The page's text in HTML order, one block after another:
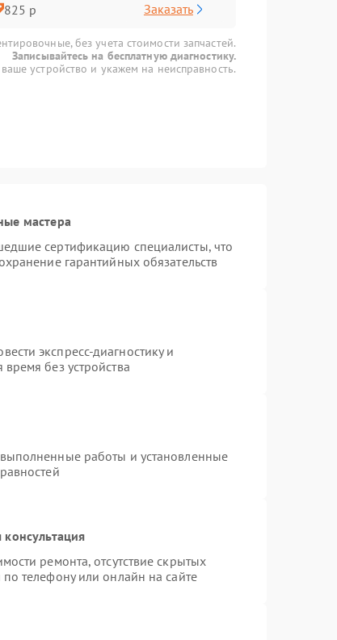
825 р Заказать
без учета стоимости запчастей.
Записывайтесь на бесплатную диагностику.
устройство и укажем на неисправность.
мастера
сертификацию специалисты, что
гарантийных обязательств
экспресс-диагностику и
без устройства
работы и установленные
ремонта, отсутствие скрытых
телефону или онлайн на сайте